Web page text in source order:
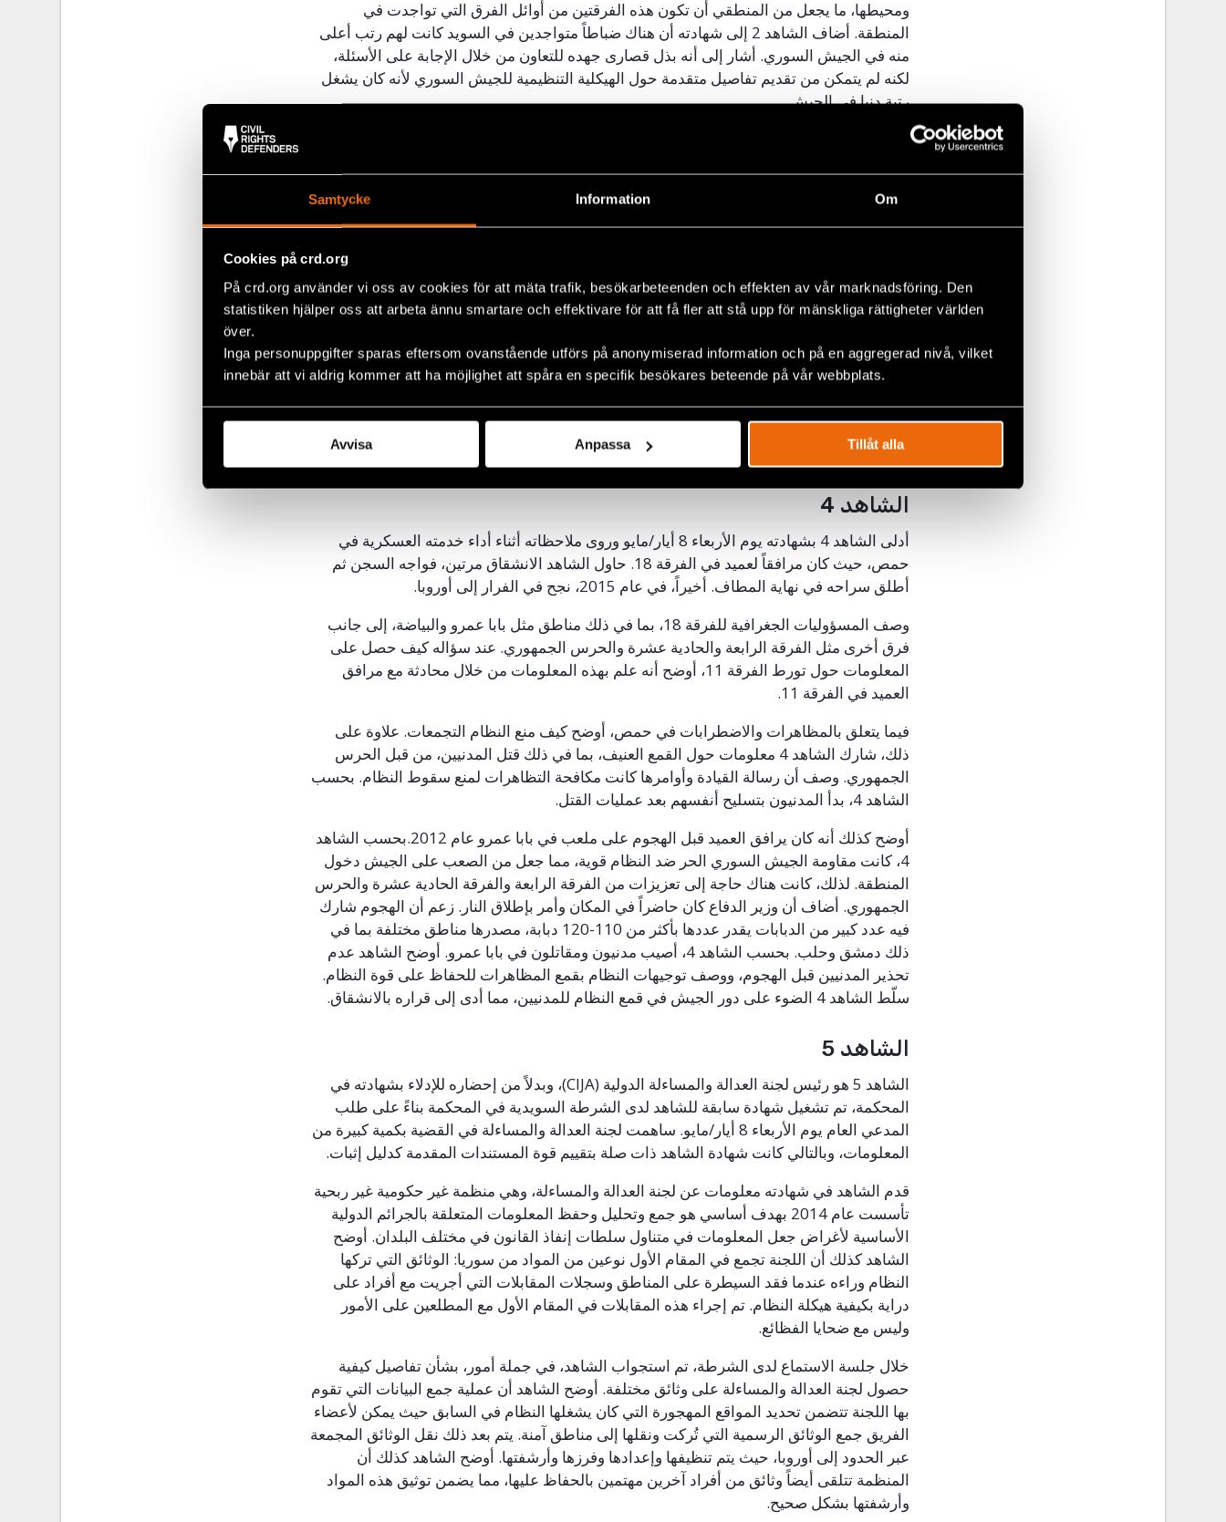
Samtycke Information Om
Cookies på crd.org
På crd.org använder vi oss av cookies för att mäta trafik, besökarbeteenden och effekten av vår marknadsföring. Den
statistiken hjälper oss att arbeta ännu smartare och effektivare för att få fler att stå upp för mänskliga rättigheter världen
över.
Inga personuppgifter sparas eftersom ovanstående utförs på anonymiserad information och på en aggregerad nivå, vilket
innebär att vi aldrig kommer att ha möjlighet att spåra en specifik besökares beteende på vår webbplats.
Avvisa Anpassa Tillåt alla
ومحيطها، ما يجعل من المنطقي أن تكون هذه الفرقتين من أوائل الفرق التي تواجدت في
المنطقة. أضاف الشاهد 2 إلى شهادته أن هناك ضباطاً متواجدين في السويد كانت لهم رتب أعلى
منه في الجيش السوري. أشار إلى أنه بذل قصارى جهده للتعاون من خلال الإجابة على الأسئلة،
لكنه لم يتمكن من تقديم تفاصيل متقدمة حول الهيكلية التنظيمية للجيش السوري لأنه كان يشغل
رتبة دنيا في الجيش.
بالأحداث التي وقعت في حمص، وخاصة في حي بابا عمرو، خلال الإطار الزمني المعني. أوضح أنه
عمل سائقاً لدى نائب قائد الفرقة 81، الذي أصبح فيما بعد قائداً للفرقة. أقرّ بتورط الفرقة 81 في
الهجمات على بابا عمرو، لكنه ادعى أن تذكره للتفاصيل محدود، لأنه كان يتبع نائب القائد وبالتالي
لم يكن موجوداً في الميدان. رداً على ذلك، قرأ الادعاء جزءً من محضر جلسة الاستماع للشاهد مع
الشرطة الألمانية، والذي قال فيه إنه كان لديه في الواقع بعض المعرفة بالتفاصيل العملية، لأنه كان
يستمع إلى المحادثات التي أجراها نائب القائد. لكن في المحكمة، ادعى الشاهد أنه لم يتمكن من
سماع المحادثات جيداً وأكد أيضاً افتقاره إلى المعرفة في التخطيط الاستراتيجي العسكري.
أشار الشاهد 3 أيضاً إلى وجود الفرقة 11 في بابا عمرو، لكنه لم يكن متأكداً من دورها على وجه
التحديد. لدى سؤاله عن أعمال العنف التي استهدفت بابا عمرو، أكد أن السكان المدنيين والمباني
السكنية تعرضوا لإصابات وأضرار بالغة. تضمنت تجربة الشاهد 3 الشخصية محاولات انشقاق عن
الجيش أدت إلى السجن والتعذيب. فر في نهاية المطاف من سوريا في عام
الشاهد 4
أدلى الشاهد 4 بشهادته يوم الأربعاء 8 أيار/مايو وروى ملاحظاته أثناء أداء خدمته العسكرية في
حمص، حيث كان مرافقاً لعميد في الفرقة 81. حاول الشاهد الانشقاق مرتين، فواجه السجن ثم
أطلق سراحه في نهاية المطاف. أخيراً، في عام 5102، نجح في الفرار إلى أوروبا.
وصف المسؤوليات الجغرافية للفرقة 81، بما في ذلك مناطق مثل بابا عمرو والبياضة، إلى جانب
فرق أخرى مثل الفرقة الرابعة والحادية عشرة والحرس الجمهوري. عند سؤاله كيف حصل على
المعلومات حول تورط الفرقة 11، أوضح أنه علم بهذه المعلومات من خلال محادثة مع مرافق
العميد في الفرقة 11.
فيما يتعلق بالمظاهرات والاضطرابات في حمص، أوضح كيف منع النظام التجمعات. علاوة على
ذلك، شارك الشاهد 4 معلومات حول القمع العنيف، بما في ذلك قتل المدنيين، من قبل الحرس
الجمهوري. وصف أن رسالة القيادة وأوامرها كانت مكافحة التظاهرات لمنع سقوط النظام. بحسب
الشاهد 4، بدأ المدنيون بتسليح أنفسهم بعد عمليات القتل.
أوضح كذلك أنه كان يرافق العميد قبل الهجوم على ملعب في بابا عمرو عام 2102.بحسب الشاهد
4، كانت مقاومة الجيش السوري الحر ضد النظام قوية، مما جعل من الصعب على الجيش دخول
المنطقة. لذلك، كانت هناك حاجة إلى تعزيزات من الفرقة الرابعة والفرقة الحادية عشرة والحرس
الجمهوري. أضاف أن وزير الدفاع كان حاضراً في المكان وأمر بإطلاق النار. زعم أن الهجوم شارك
فيه عدد كبير من الدبابات يقدر عددها بأكثر من 011-021 دبابة، مصدرها مناطق مختلفة بما في
ذلك دمشق وحلب. بحسب الشاهد 4، أصيب مدنيون ومقاتلون في بابا عمرو. أوضح الشاهد عدم
تحذير المدنيين قبل الهجوم، ووصف توجيهات النظام بقمع المظاهرات للحفاظ على قوة النظام.
سلّط الشاهد 4 الضوء على دور الجيش في قمع النظام للمدنيين، مما أدى إلى قراره بالانشقاق.
الشاهد 5
الشاهد 5 هو رئيس لجنة العدالة والمساءلة الدولية (AJIC)، وبدلاً من إحضاره للإدلاء بشهادته في
المحكمة، تم تشغيل شهادة سابقة للشاهد لدى الشرطة السويدية في المحكمة بناءً على طلب
المدعي العام يوم الأربعاء 8 أيار/مايو. ساهمت لجنة العدالة والمساءلة في القضية بكمية كبيرة من
المعلومات، وبالتالي كانت شهادة الشاهد ذات صلة بتقييم قوة المستندات المقدمة كدليل إثبات.
قدم الشاهد في شهادته معلومات عن لجنة العدالة والمساءلة، وهي منظمة غير حكومية غير ربحية
تأسست عام 4102 بهدف أساسي هو جمع وتحليل وحفظ المعلومات المتعلقة بالجرائم الدولية
الأساسية لأغراض جعل المعلومات في متناول سلطات إنفاذ القانون في مختلف البلدان. أوضح
الشاهد كذلك أن اللجنة تجمع في المقام الأول نوعين من المواد من سوريا: الوثائق التي تركها
النظام وراءه عندما فقد السيطرة على المناطق وسجلات المقابلات التي أجريت مع أفراد على
دراية بكيفية هيكلة النظام. تم إجراء هذه المقابلات في المقام الأول مع المطلعين على الأمور
وليس مع ضحايا الفظائع.
خلال جلسة الاستماع لدى الشرطة، تم استجواب الشاهد، في جملة أمور، بشأن تفاصيل كيفية
حصول لجنة العدالة والمساءلة على وثائق مختلفة. أوضح الشاهد أن عملية جمع البيانات التي تقوم
بها اللجنة تتضمن تحديد المواقع المهجورة التي كان يشغلها النظام في السابق حيث يمكن لأعضاء
الفريق جمع الوثائق الرسمية التي تُركت ونقلها إلى مناطق آمنة. يتم بعد ذلك نقل الوثائق المجمعة
عبر الحدود إلى أوروبا، حيث يتم تنظيفها وإعدادها وفرزها وأرشفتها. أوضح الشاهد كذلك أن
المنظمة تتلقى أيضاً وثائق من أفراد آخرين مهتمين بالحفاظ عليها، مما يضمن توثيق هذه المواد
وأرشفتها بشكل صحيح.